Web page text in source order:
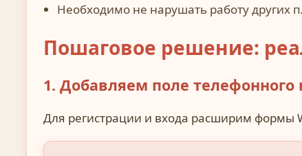
Необходимо не нарушать работу других
Пошаговое решение:
1. Добавляем поле
Для регистрации и входа расширим формы